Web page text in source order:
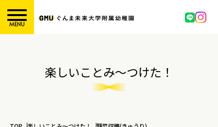
MENU
楽しいことみ～つけた！